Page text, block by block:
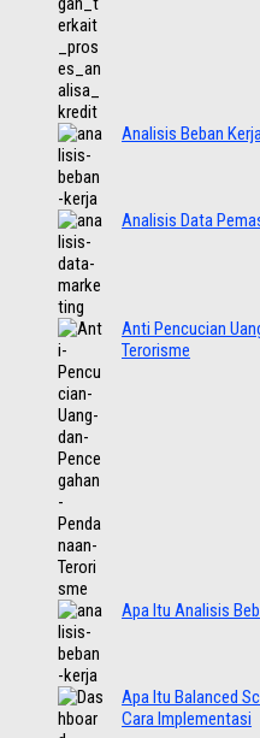
Analisis Beban
Analisis Data
Anti Pencucian
Terorisme
Apa Itu Analisis
Apa Itu Balanced
Cara Implementasi